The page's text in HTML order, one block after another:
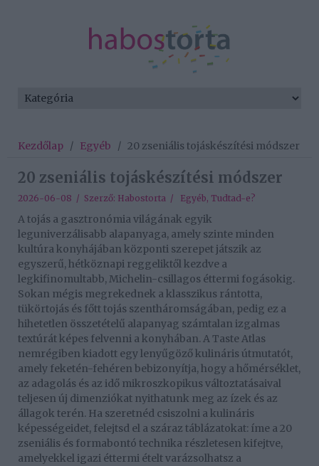
Kezdőlap / Egyéb / 20 zseniális tojáskészítési módszer
20 zseniális tojáskészítési módszer
2026-06-08 / Szerző: Habostorta / Egyéb, Tudtad-e?
A tojás a gasztronómia világának egyik
leguniverzálisabb alapanyaga, amely szinte minden
kultúra konyhájában központi szerepet játszik az
egyszerű, hétköznapi reggeliktől kezdve a
legkifinomultabb, Michelin-csillagos éttermi fogásokig.
Sokan mégis megrekednek a klasszikus rántotta,
tükörtojás és főtt tojás szentháromságában, pedig ez a
hihetetlen összetételű alapanyag számtalan izgalmas
textúrát képes felvenni a konyhában. A Taste Atlas
nemrégiben kiadott egy lenyűgöző kulináris útmutatót,
amely feketén-fehéren bebizonyítja, hogy a hőmérséklet,
az adagolás és az idő mikroszkopikus változtatásaival
teljesen új dimenziókat nyithatunk meg az ízek és az
állagok terén. Ha szeretnéd csiszolni a kulináris
képességeidet, felejtsd el a száraz táblázatokat: íme a 20
zseniális és formabontó technika részletesen kifejtve,
amelyekkel igazi éttermi ételt varázsolhatsz a